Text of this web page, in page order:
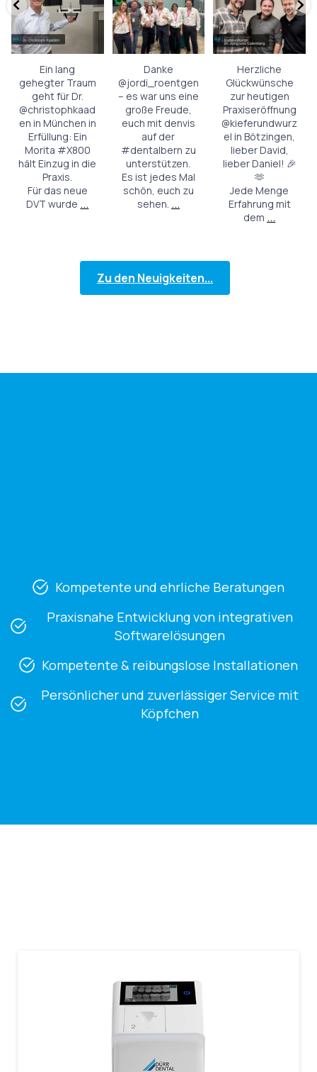
Ein lang
gehegter Traum
geht für Dr.
@christophkaad
en in München in
Erfüllung: Ein
Morita #X800
hält Einzug in die
Praxis.
Für das neue
DVT wurde ...
Danke
@jordi_roentgen
– es war uns eine
große Freude,
euch mit denvis
auf der
#dentalbern zu
unterstützen.
Es ist jedes Mal
schön, euch zu
sehen. ...
Herzliche
Glückwünsche
zur heutigen
Praxiseröffnung
@kieferundwurz
el in Bötzingen,
lieber David,
lieber Daniel! 🎉
🫶
Jede Menge
Erfahrung mit
dem ...
Zu den Neuigkeiten...
Kompetente und ehrliche Beratungen
Praxisnahe Entwicklung von integrativen
Softwarelösungen
Kompetente & reibungslose Installationen
Persönlicher und zuverlässiger Service mit
Köpfchen